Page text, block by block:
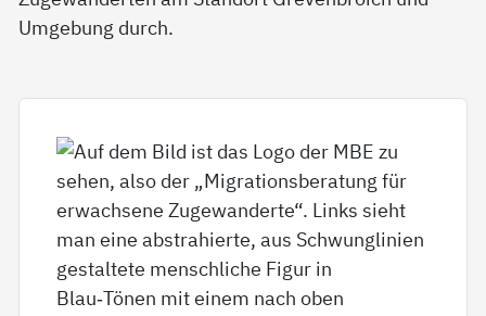
Umgebung durch.